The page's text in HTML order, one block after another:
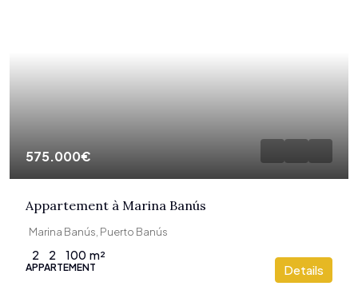
575.000€
Appartement à Marina Banús
Marina Banús, Puerto Banús
2 2 100 m²
APPARTEMENT Details